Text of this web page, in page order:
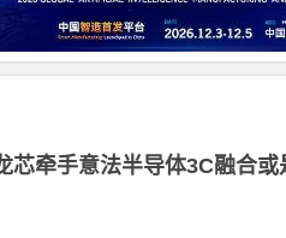
芯牵手意法半导体3C融合或